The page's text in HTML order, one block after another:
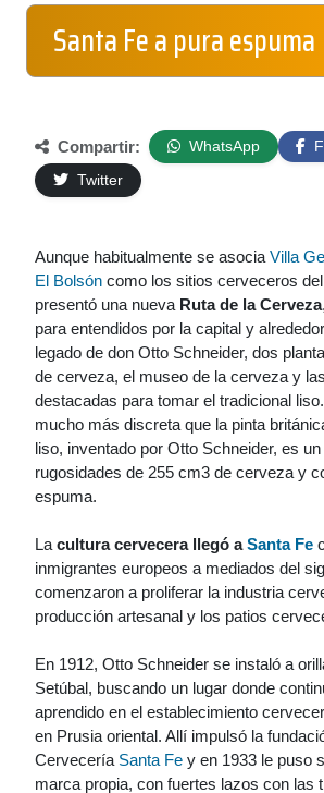
Santa Fe a pura espuma
Compartir: WhatsApp
Twitter
Aunque habitualmente se asocia Villa
El Bolsón como los sitios cerveceros
presentó una nueva Ruta de la Cerveza
para entendidos por la capital y
legado de don Otto Schneider, dos
de cerveza, el museo de la cerveza y
destacadas para tomar el tradicional
mucho más discreta que la pinta
liso, inventado por Otto Schneider, es
rugosidades de 255 cm3 de cerveza y
espuma.
La cultura cervecera llegó aSanta Fe
inmigrantes europeos a mediados del
comenzaron a proliferar la industria
producción artesanal y los patios
En 1912, Otto Schneider se instaló a
Setúbal, buscando un lugar donde
aprendido en el establecimiento
en Prusia oriental. Allí impulsó la
Cervecería Santa Fe y en 1933 le puso
marca propia, con fuertes lazos con las